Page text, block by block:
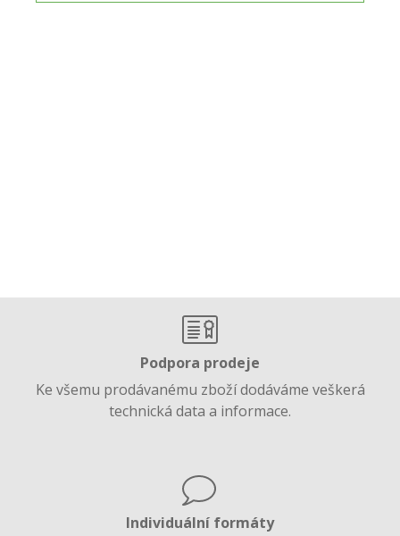
Podpora prodeje
Ke všemu prodávanému zboží dodáváme veškerá
technická data a informace.
Individuální formáty